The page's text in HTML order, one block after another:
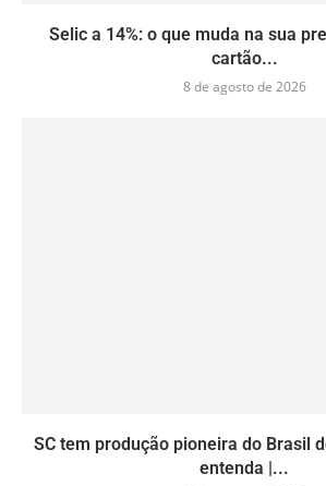
Selic a 14%: o que muda na sua
cartão...
8 de agosto de 2026
SC tem produção pioneira do Brasil
entenda |...